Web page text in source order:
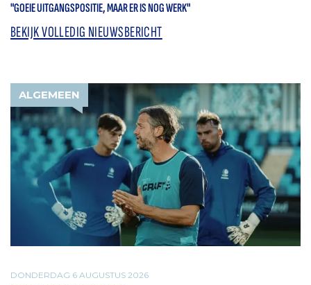
"GOEIE UITGANGSPOSITIE, MAAR ER IS NOG WERK"
BEKIJK VOLLEDIG NIEUWSBERICHT
ALGEMEEN
DONDERDAG 6 AUGUSTUS 2026